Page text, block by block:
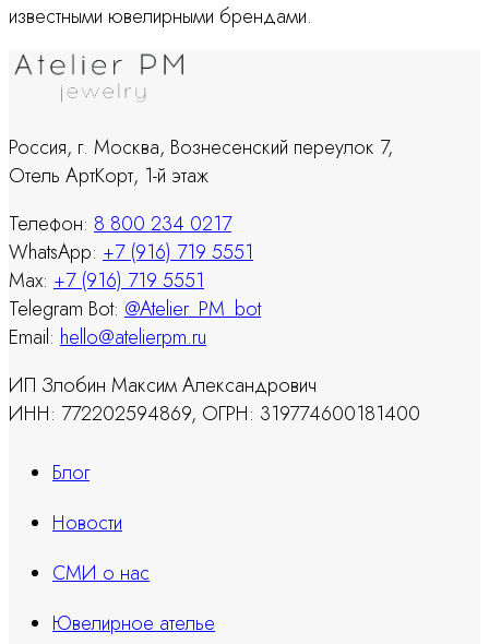
известными ювелирными брендами.
Россия, г. Москва, Вознесенский переулок 7,
Отель АртКорт, 1-й этаж
Телефон: 8 800 234 0217
WhatsApp: +7 (916) 719 5551
Max: +7 (916) 719 5551
Telegram Bot: @Atelier_PM_bot
Email: hello@atelierpm.ru
ИП Злобин Максим Александрович
ИНН: 772202594869, ОГРН: 319774600181400
Блог
Новости
СМИ о нас
Ювелирное ателье